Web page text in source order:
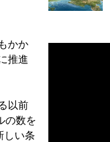
かか
推進
以前
の数を
しい条